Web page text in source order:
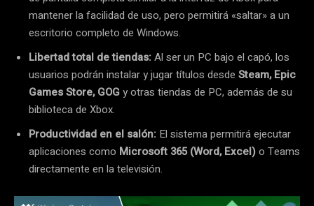
mantener la facilidad de uso, pero permitirá «saltar» a un
escritorio completo de Windows.
Libertad total de tiendas:Al ser un PC bajo el capó, los
usuarios podrán instalar y jugar títulos desde Steam, Epic
Games Store, GOGy otras tiendas de PC, además de su
biblioteca de Xbox.
Productividad en el salón: El sistema permitirá ejecutar
aplicaciones como Microsoft 365 (Word, Excel)o Teams
directamente en la televisión.